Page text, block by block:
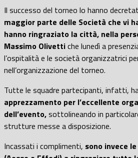
Il successo del torneo lo hanno
maggior parte delle Società che vi
hanno ringraziato la città, nella
Massimo Olivettiche lunedì a
l’ospitalità e le società organizzatrici
nell’organizzazione del torneo.
Tutte le squadre partecipanti, infatti,
apprezzamento per l’eccellente
dell’evento,sottolineando in
strutture messe a disposizione.
Incassati i complimenti, sono invece